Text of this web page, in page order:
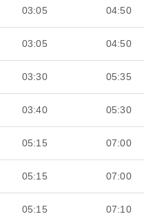
03:05 04:50
03:05 04:50
03:30 05:35
03:40 05:30
05:15 07:00
05:15 07:00
05:15 07:10